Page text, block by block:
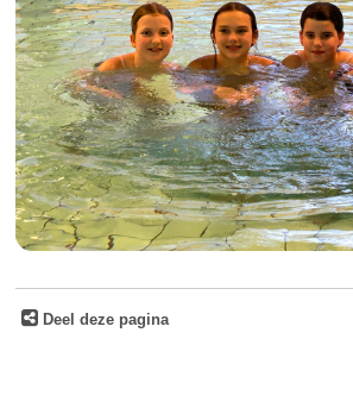
Deel deze pagina